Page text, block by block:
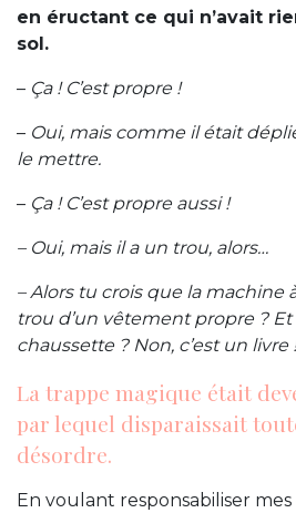
en éructant ce qui n’avait
sol.
– Ça ! C’est propre !
– Oui, mais comme il était
le mettre.
– Ça ! C’est propre aussi !
– Oui, mais il a un trou, alors…
– Alors tu crois que la machine
trou d’un vêtement propre ? Et
chaussette ? Non, c’est un livre !
La trappe magique était
par lequel disparaissait
désordre.
En voulant responsabiliser mes